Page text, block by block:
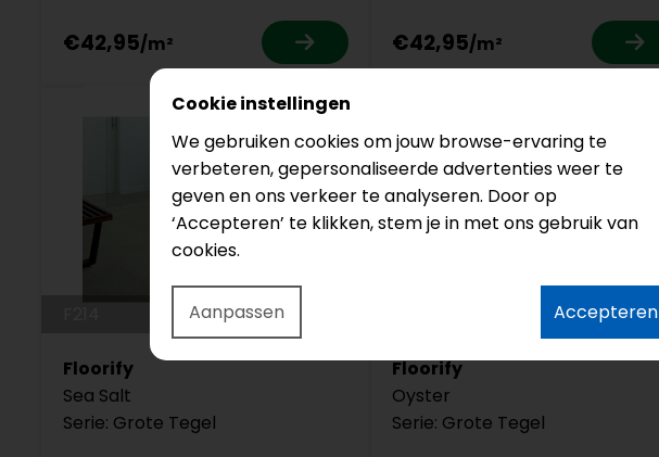
€42,95 €42,95
Floorify
Sea Salt
Serie: Grote Tegel
Floorify
Oyster
Serie: Grote Tegel
Cookie instellingen
We gebruiken cookies om jouw browse-ervaring te
verbeteren, gepersonaliseerde advertenties weer te
geven en ons verkeer te analyseren. Door op
‘Accepteren’ te klikken, stem je in met ons gebruik van
cookies.
Aanpassen Accepteren